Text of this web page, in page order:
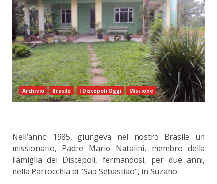
Archivio Brasile I Discepoli Oggi Missione
Nell’anno 1985, giungeva nel nostro Brasile un
missionario, Padre Mario Natalini, membro della
Famiglia dei Discepoli, fermandosi, per due anni,
nella Parrocchia di “Sao Sebastiao”, in Suzano.